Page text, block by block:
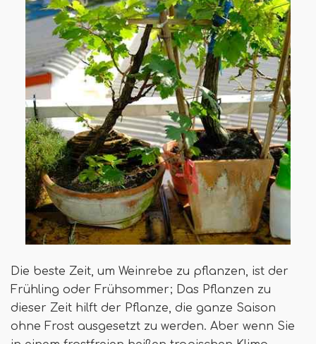
Die beste Zeit, um Weinrebe zu pflanzen, ist der
Frühling oder Frühsommer; Das Pflanzen zu
dieser Zeit hilft der Pflanze, die ganze Saison
ohne Frost ausgesetzt zu werden. Aber wenn Sie